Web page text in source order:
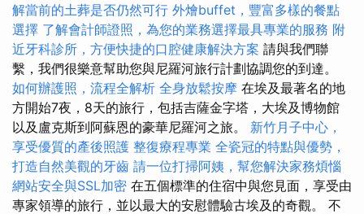
解當前的土葬是否仍然可行 外燴buffet，豐富多樣的餐點
選擇 了解會計師證照，為您的業務選擇最具專業的服務 附
近牙科診所，方便快捷的口腔健康解決方案 請與我們聯
繫，我們很樂意幫助您與尼羅河旅行計劃協調您的到達。
如何辦護照，流程全解析 全身放鬆按摩 在埃及最著名的地
方開始7夜，8天的旅行，包括吉薩金字塔，大埃及博物館
以及盧克斯到阿蘇恩的豪華尼羅河之旅。 新竹月子中心，
享受優質的產後照護 整復療程專業 全瓷冠的特點與優勢，
打造自然美觀的牙齒 請一位打掃阿姨，幫您解決家務煩惱
網站安全與SSL加密 在五個標準的住宿中與您見面，享受由
專家領導的旅行，並以最大的安慰體驗古埃及的奇觀。 不